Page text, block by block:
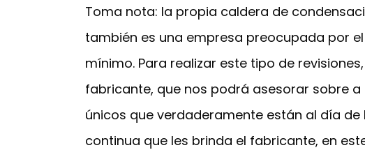
Toma nota: la propia caldera de
también es una empresa preocupada por
mínimo. Para realizar este tipo de
fabricante, que nos podrá asesorar sobre
únicos que verdaderamente están al día
continua que les brinda el fabricante, en